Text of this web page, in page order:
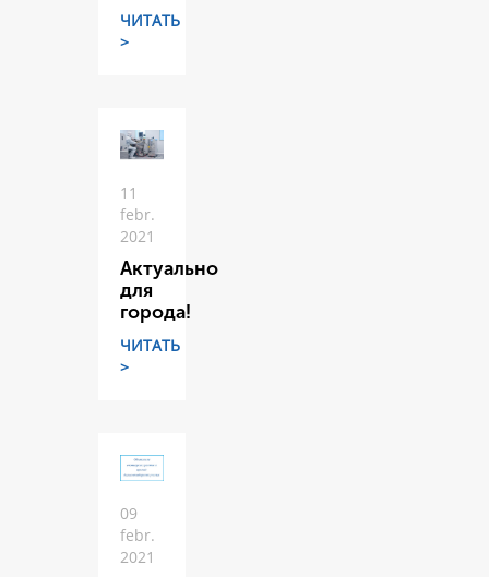
ЧИТАТЬ
>
11
febr.
2021
Актуально
для
города!
ЧИТАТЬ
>
09
febr.
2021